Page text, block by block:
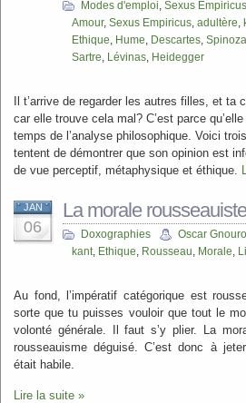
Modes d'emploi, Sexus Empiricus
Amour, Sexus Empiricus, adultère,
Ethique, Hume, Descartes, Spinoza
Sartre, Lévinas, Heidegger
Il t’arrive de regarder les autres filles, et ta
car elle trouve cela mal? C’est parce
temps de l’analyse philosophique. Voici
tentent de démontrer que son opinion est
de vue perceptif, métaphysique et éthique.
JAN
06
La morale
Doxographies
Oscar
kant, Ethique, Rousseau, Morale,
Au fond, l’impératif catégorique est
sorte que tu puisses vouloir que tout le
volonté générale. Il faut s’y plier. La
rousseauisme déguisé. C’est donc à
était habile.
Lire la suite »